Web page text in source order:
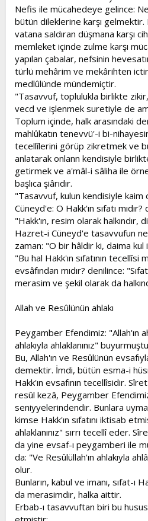
Nefis ile mücahedeye gelince:
bütün dileklerine karşı
vatana saldıran düşmana karşı
memleket içinde zulme karşı
yapılan çabalar, nefsinin
türlü mehârim ve mekârihten
medlûlünde mündemiçtir.
"Tasavvuf, toplulukla birlikte
vecd ve işlenmek suretiyle de
Toplum içinde, halk arasındaki
mahlûkatın tenevvü'-i bi-
tecellîlerini görüp zikretmek ve
anlatarak onlann kendisiyle
getirmek ve a'mâl-i sâliha ile
başlıca şiârıdır.
"Tasavvuf, kulun kendisiyle kaim
Cüneyd'e: O Hakk'ın sıfatı
"Hakk'ın, resim olarak halkındır,
Hazret-i Cüneyd'e tasavvufun
zaman: "O bir hâldir ki, daima
"Bu hal Hakk'ın sıfatının tecellîsi
evsâfından mıdır? denilince:
merasim ve şekil olarak da
Allah ve Resûlünün ahlakı
Peygamber Efendimiz: "Allah'ın
ahlakıyla ahlaklanınız"
Bu, Allah'ın ve Resûlünün
demektir. İmdi, bütün esma-i
Hakk'ın evsafının tecellîsidir.
resûl kezâ, Peygamber
seniyyelerindendir. Bunlara
kimse Hakk'ın sıfatını iktisab
ahlaklanınız" sırrı tecellî eder.
da yine evsaf-ı peygamberi ile
da: "Ve Resûlüllah'ın ahlakıyla
olur.
Bunların, kabul ve imanı, sıfat-ı
da merasimdir, halka aittir.
Erbab-ı tasavvuftan biri bu